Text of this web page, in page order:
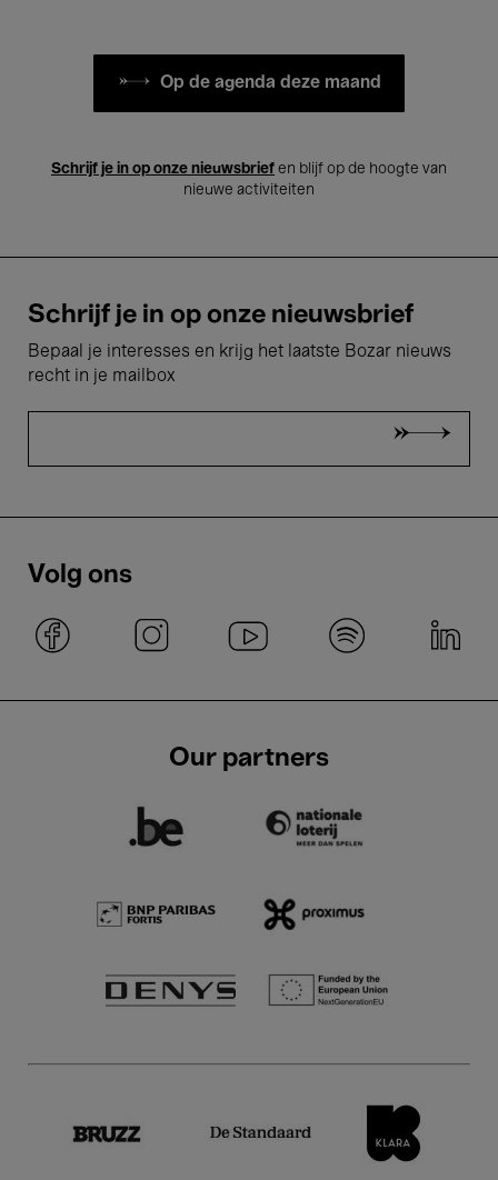
Op de agenda deze maand
Schrijf je in op onze nieuwsbrief en blijf op de hoogte van
nieuwe activiteiten
Schrijf je in op onze nieuwsbrief
Bepaal je interesses en krijg het laatste Bozar nieuws
recht in je mailbox
Volg ons
Our partners